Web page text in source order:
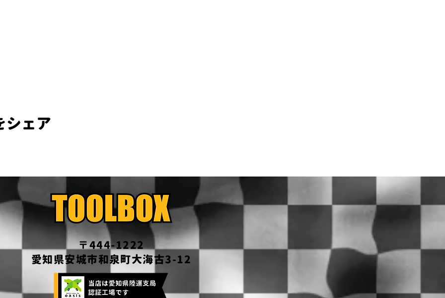
シェア
〒444-1222
愛知県安城市和泉町大海古3-12